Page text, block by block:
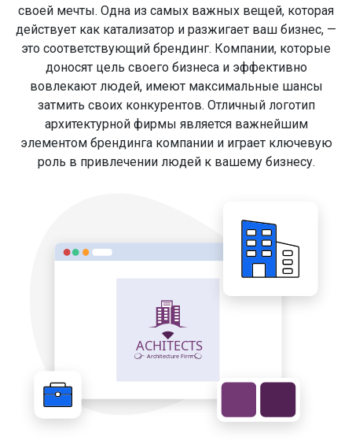
своей мечты. Одна из самых важных вещей, которая
действует как катализатор и разжигает ваш бизнес, —
это соответствующий брендинг. Компании, которые
доносят цель своего бизнеса и эффективно
вовлекают людей, имеют максимальные шансы
затмить своих конкурентов. Отличный логотип
архитектурной фирмы является важнейшим
элементом брендинга компании и играет ключевую
роль в привлечении людей к вашему бизнесу.